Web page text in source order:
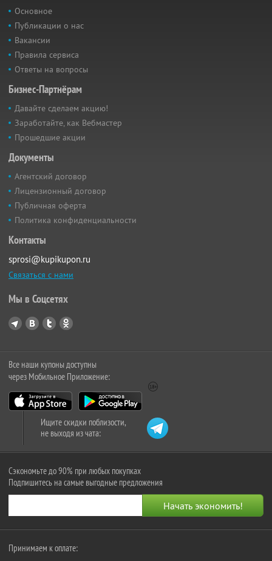
Основное
Публикации о нас
Вакансии
Правила сервиса
Ответы на вопросы
Бизнес-Партнёрам
Давайте сделаем акцию!
Заработайте, как Вебмастер
Прошедшие акции
Документы
Агентский договор
Лицензионный договор
Публичная оферта
Политика конфиденциальности
Контакты
sprosi@kupikupon.ru
Связаться с нами
Мы в Соцсетях
Все наши купоны доступны
через Мобильное Приложение:
Ищите скидки поблизости,
не выходя из чата:
Сэкономьте до 90% при любых покупках
Подпишитесь на самые выгодные предложения
Принимаем к оплате: